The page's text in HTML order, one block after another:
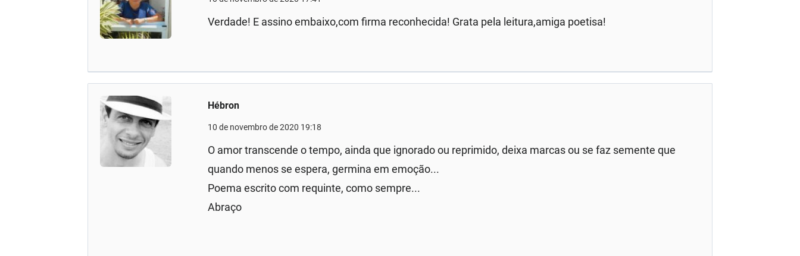
Verdade! E assino embaixo,com firma reconhecida! Grata pela leitura,amiga poetisa!
Hébron
10 de novembro de 2020 19:18
O amor transcende o tempo, ainda que ignorado ou reprimido, deixa marcas ou se faz semente que
quando menos se espera, germina em emoção...
Poema escrito com requinte, como sempre...
Abraço